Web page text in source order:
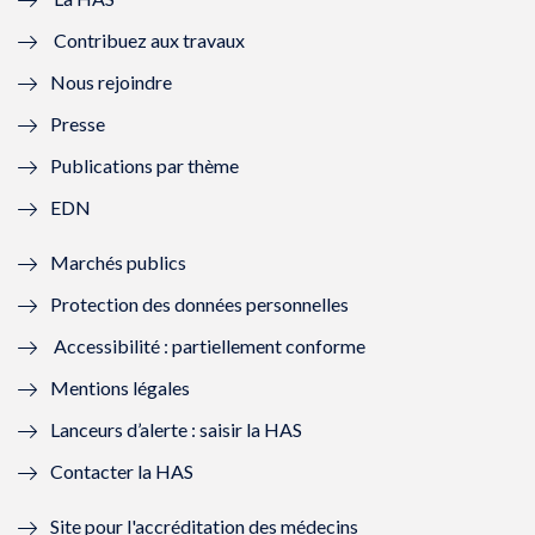
l
l
f
n
ê
t
r
e
)
e
e
n
ê
r
ê
t
e
ê
Contribuez aux travaux
Nous rejoindre
Presse
Publications par thème
EDN
Marchés publics
Protection des données personnelles
Accessibilité : partiellement conforme
Mentions légales
Lanceurs d’alerte : saisir la HAS
Contacter la HAS
Site pour l'accréditation des médecins